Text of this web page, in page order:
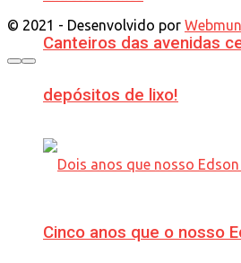
Canteiros das avenidas
depósitos de lixo!
Cinco anos que o nosso
© 2021 - Desenvolvido por